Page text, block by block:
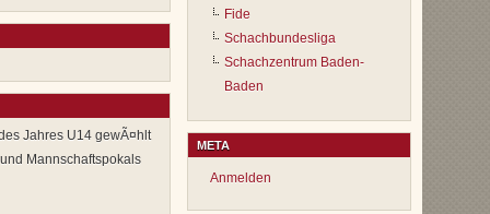
Jahres U14 gewÃ¤hlt
Mannschaftspokals
Fide
Schachbundesliga
Schachzentrum Baden-
Baden
META
Anmelden